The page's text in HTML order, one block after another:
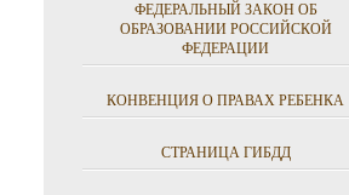
ФЕДЕРАЛЬНЫЙ ЗАКОН ОБ
ОБРАЗОВАНИИ РОССИЙСКОЙ
ФЕДЕРАЦИИ
КОНВЕНЦИЯ О ПРАВАХ РЕБЕНКА
СТРАНИЦА ГИБДД